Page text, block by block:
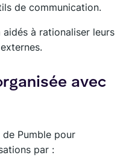
de communication.
à rationaliser leurs
avec
de Pumble pour
par :